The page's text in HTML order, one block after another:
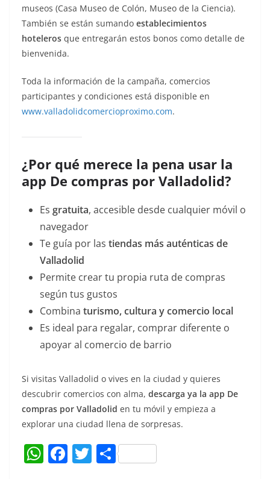
museos (Casa Museo de Colón, Museo de la Ciencia).
También se están sumando establecimientos
hoteleros que entregarán estos bonos como detalle de
bienvenida.
Toda la información de la campaña, comercios
participantes y condiciones está disponible en
www.valladolidcomercioproximo.com.
¿Por qué merece la pena usar la
app De compras por Valladolid?
Es gratuita, accesible desde cualquier móvil o
navegador
Te guía por las tiendas más auténticas de
Valladolid
Permite crear tu propia ruta de compras
según tus gustos
Combina turismo, cultura y comercio local
Es ideal para regalar, comprar diferente o
apoyar al comercio de barrio
Si visitas Valladolid o vives en la ciudad y quieres
descubrir comercios con alma, descarga ya la app De
compras por Valladolid en tu móvil y empieza a
explorar una ciudad llena de sorpresas.
W F T C